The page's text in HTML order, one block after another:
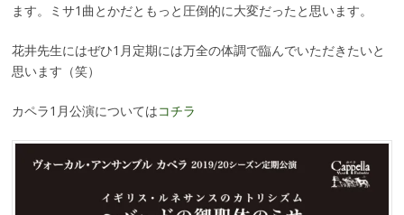
ます。ミサ1曲とかだともっと圧倒的に大変だったと思います。
花井先生にはぜひ1月定期には万全の体調で臨んでいただきたいと
思います（笑）
カペラ1月公演についてはコチラ